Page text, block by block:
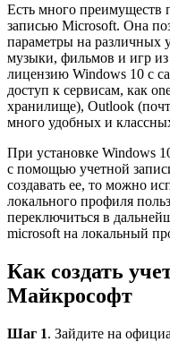
Есть много преимуществ
записью Microsoft. Она
параметры на различных
музыки, фильмов и игр из
лицензию Windows 10 с
доступ к сервисам, как
хранилище), Outlook
много удобных и
При установке Windows
с помощью учетной
создавать ее, то можно
локального профиля
переключиться в
microsoft на локальный
Как создать
Майкрософт
Шаг 1. Зайдите на